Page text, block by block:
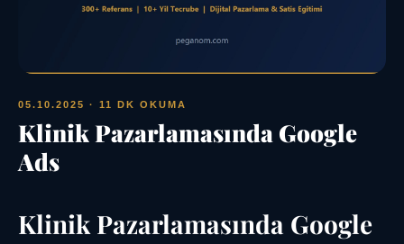
05.10.2025 · 11 DK OKUMA
Klinik Pazarlamasında Google
Ads
Klinik Pazarlamasında Google